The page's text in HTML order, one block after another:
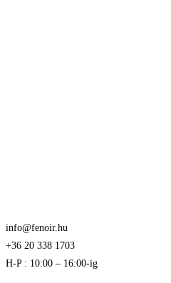
info@fenoir.hu
+36 20 338 1703
H-P : 10:00 – 16:00-ig